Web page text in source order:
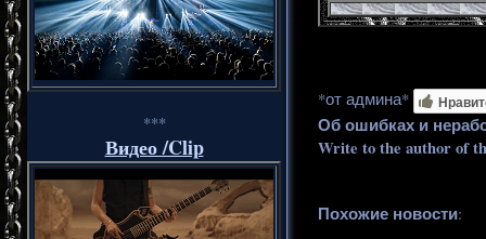
***
Видео /Clip
*от админа*
Об ошибках и
Write to the author of
Похожие новости: